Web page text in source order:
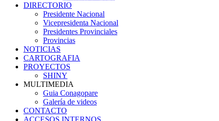
DIRECTORIO
Presidente Nacional
Vicepresidenta Nacional
Presidentes Provinciales
Provincias
NOTICIAS
CARTOGRAFIA
PROYECTOS
SHINY
MULTIMEDIA
Guia Conagopare
Galería de videos
CONTACTO
ACCESOS INTERNOS